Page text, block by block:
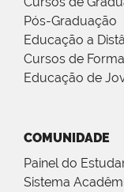
Pós-Graduação
Educação a
Cursos de
Educação de
COMUNIDADE
Painel do
Sistema